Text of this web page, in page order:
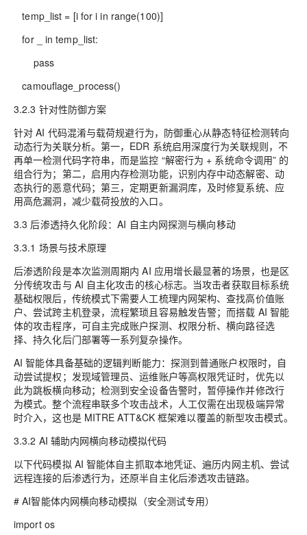
temp_list = [i for i in range(100)]
for _ in temp_list:
pass
camouflage_process()
3.2.3 针对性防御方案
针对 AI 代码混淆与载荷规避行为，防御重心从静态特征检测转向
动态行为关联分析。第一，EDR 系统启用深度行为关联规则，不
再单一检测代码字符串，而是监控 “解密行为 + 系统命令调用” 的
组合行为；第二，启用内存检测功能，识别内存中动态解密、动
态执行的恶意代码；第三，定期更新漏洞库，及时修复系统、应
用高危漏洞，减少载荷投放的入口。
3.3 后渗透持久化阶段：AI 自主内网探测与横向移动
3.3.1 场景与技术原理
后渗透阶段是本次监测周期内 AI 应用增长最显著的场景，也是区
分传统攻击与 AI 自主化攻击的核心标志。当攻击者获取目标系统
基础权限后，传统模式下需要人工梳理内网架构、查找高价值账
户、尝试跨主机登录，流程繁琐且容易触发告警；而搭载 AI 智能
体的攻击程序，可自主完成账户探测、权限分析、横向路径选
择、持久化后门部署等一系列复杂操作。
AI 智能体具备基础的逻辑判断能力：探测到普通账户权限时，自
动尝试提权；发现域管理员、运维账户等高权限凭证时，优先以
此为跳板横向移动；检测到安全设备告警时，暂停操作并修改行
为模式。整个流程串联多个攻击战术，人工仅需在出现极端异常
时介入，这也是 MITRE ATT&CK 框架难以覆盖的新型攻击模式。
3.3.2 AI 辅助内网横向移动模拟代码
以下代码模拟 AI 智能体自主抓取本地凭证、遍历内网主机、尝试
远程连接的后渗透行为，还原半自主化后渗透攻击链路。
# AI智能体内网横向移动模拟（安全测试专用）
import os